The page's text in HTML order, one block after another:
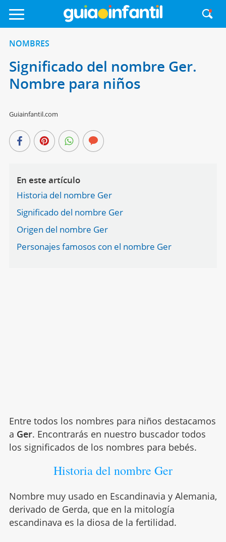
NOMBRES
Significado del nombre Ger.
Nombre para niños
Guiainfantil.com
En este artículo
Historia del nombre Ger
Significado del nombre Ger
Origen del nombre Ger
Personajes famosos con el nombre Ger
Entre todos los nombres para niños destacamos
a Ger. Encontrarás en nuestro buscador todos
los significados de los nombres para bebés.
Historia del nombre Ger
Nombre muy usado en Escandinavia y Alemania,
derivado de Gerda, que en la mitología
escandinava es la diosa de la fertilidad.